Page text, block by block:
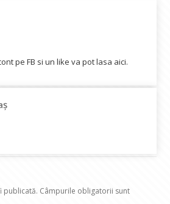
pe FB si un like va pot lasa aici.
publicată. Câmpurile obligatorii sunt